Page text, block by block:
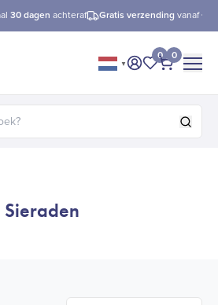
30 dagen achteraf Gratis verzending vanaf
▼ Mijn account
Mijn
0 0
Sieraden